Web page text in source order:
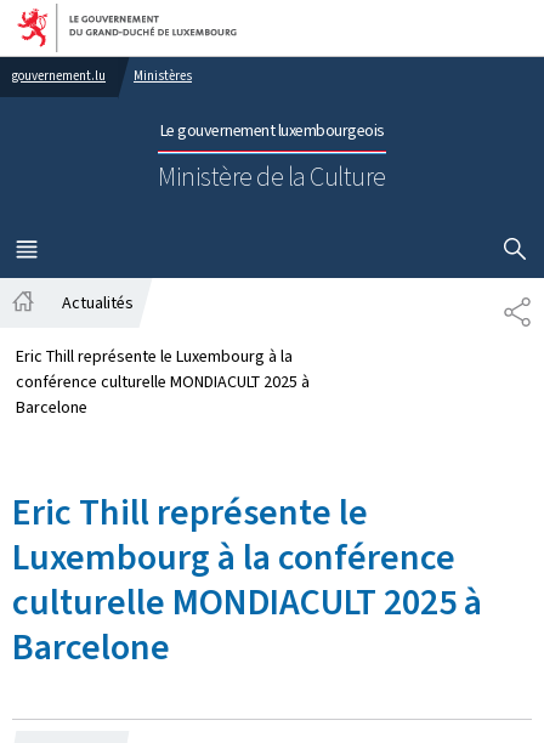
Aller au menu principal
Aller au contenu
gouvernement.lu Ministères
Le gouvernement luxembourgeois
Ministère de la Culture
MENU
PRINCIPAL
Actualités
Eric Thill représente le Luxembourg à la
conférence culturelle MONDIACULT 2025 à
Barcelone
Eric Thill représente le
Luxembourg à la conférence
culturelle MONDIACULT 2025 à
Barcelone